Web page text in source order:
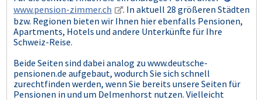
www.pension-zimmer.ch
. In aktuell 28 größeren Städten
bzw. Regionen bieten wir Ihnen hier ebenfalls Pensionen,
Apartments, Hotels und andere Unterkünfte für Ihre
Schweiz-Reise.
Beide Seiten sind dabei analog zu www.deutsche-
pensionen.de aufgebaut, wodurch Sie sich schnell
zurechtfinden werden, wenn Sie bereits unsere Seiten für
Pensionen in und um Delmenhorst nutzen. Vielleicht